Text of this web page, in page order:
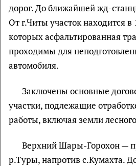
дорог. До ближайшей жд-
От г.Читы участок находится в
которых асфальтированная
проходимы для
автомобиля.
Заключены основные
участки, подлежащие
работы, включая земли
Верхний Шары-Горохон —
р.Туры, напротив с.Кумахта.